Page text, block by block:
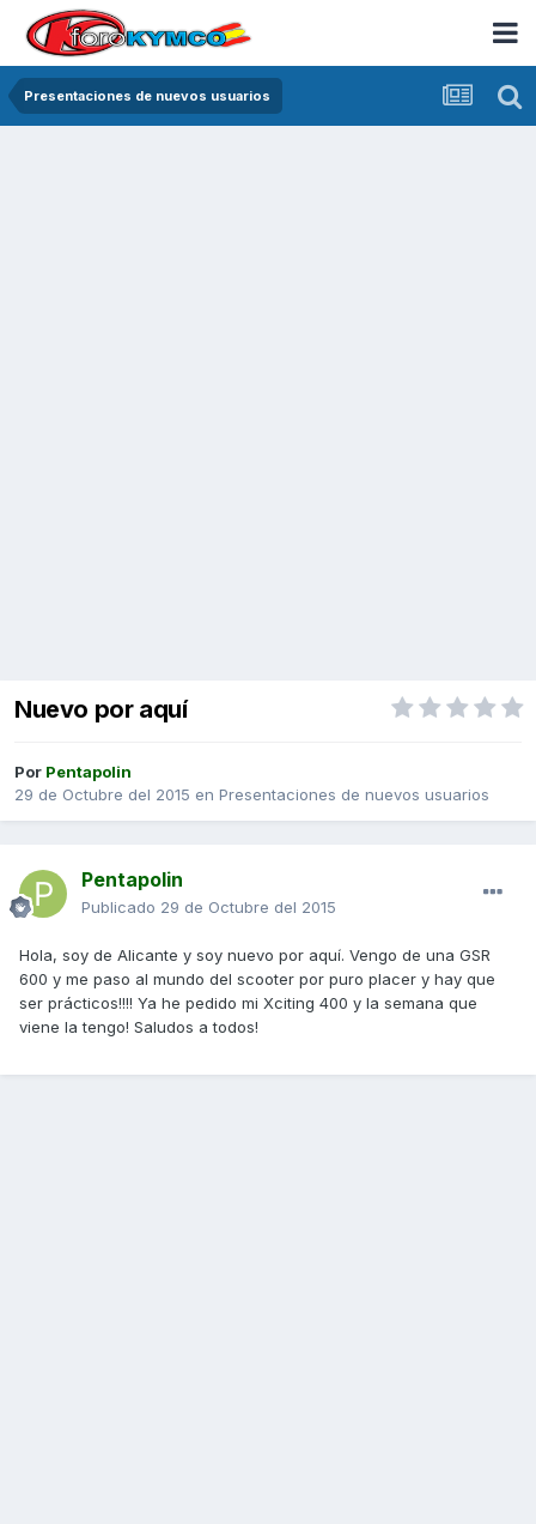
Presentaciones de nuevos usuarios
Nuevo por aquí
Por Pentapolin
29 de Octubre del 2015 en Presentaciones de nuevos usuarios
Pentapolin
Publicado 29 de Octubre del 2015
Hola, soy de Alicante y soy nuevo por aquí. Vengo de una GSR
600 y me paso al mundo del scooter por puro placer y hay que
ser prácticos!!!! Ya he pedido mi Xciting 400 y la semana que
viene la tengo! Saludos a todos!